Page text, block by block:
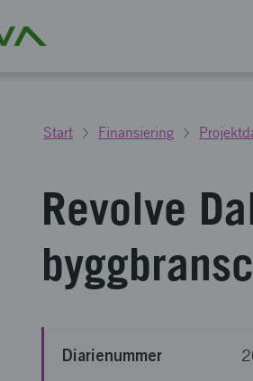
Start Finansiering
Revolve
Diarienummer